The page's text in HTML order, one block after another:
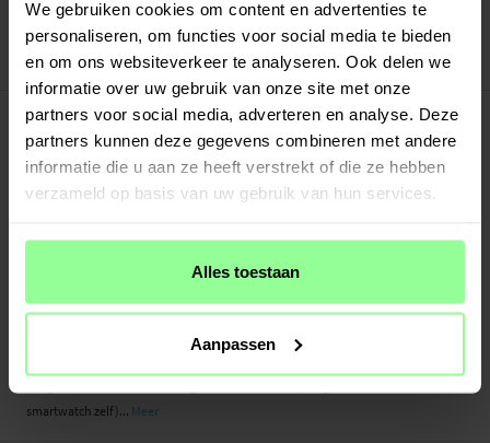
We gebruiken cookies om content en advertenties te
personaliseren, om functies voor social media te bieden
en om ons websiteverkeer te analyseren. Ook delen we
informatie over uw gebruik van onze site met onze
partners voor social media, adverteren en analyse. Deze
partners kunnen deze gegevens combineren met andere
informatie die u aan ze heeft verstrekt of die ze hebben
verzameld op basis van uw gebruik van hun services.
Alles toestaan
Aanpassen
30 dagen retourrecht
Art number:30658
PRODUCTBESCHRIJVING -
Milanese bandje voor Huawei Watch Fit. Het bandje is gemaakt van gepolijst
roestvrij staal en straalt een exclusieve uitstraling en gevoel uit. De magnetische
sluiting maakt het eenvoudig om de band perfect aan te passen aan je pols en
hoe strak je het horloge wilt dragen.
- Compleet met bevestigingen - eenvoudig te installeren op het horloge
Geschikt voor: Huawei Watch Fit
smartwatch zelf)... Meer